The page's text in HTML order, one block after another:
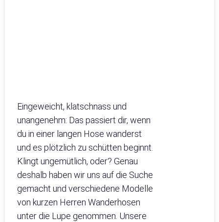
Eingeweicht, klatschnass und
unangenehm: Das passiert dir, wenn
du in einer langen Hose wanderst
und es plötzlich zu schütten beginnt.
Klingt ungemütlich, oder? Genau
deshalb haben wir uns auf die Suche
gemacht und verschiedene Modelle
von kurzen Herren Wanderhosen
unter die Lupe genommen. Unsere